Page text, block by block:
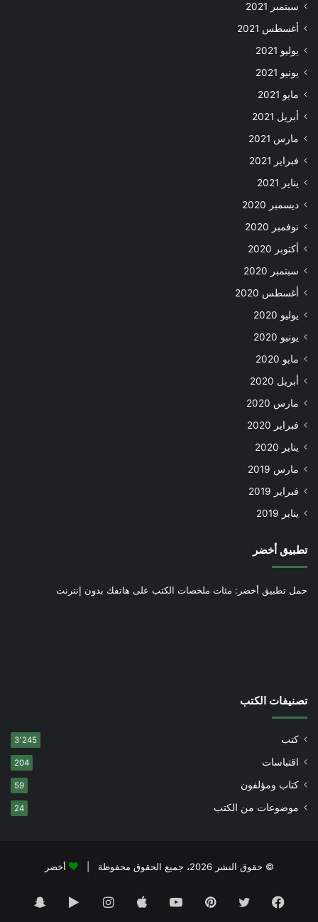
سبتمبر 2021
أغسطس 2021
يوليو 2021
يونيو 2021
مايو 2021
أبريل 2021
مارس 2021
فبراير 2021
يناير 2021
ديسمبر 2020
نوفمبر 2020
أكتوبر 2020
سبتمبر 2020
أغسطس 2020
يوليو 2020
يونيو 2020
مايو 2020
أبريل 2020
مارس 2020
فبراير 2020
يناير 2020
مارس 2019
فبراير 2019
يناير 2019
تطبيق أخضر
حمل تطبيق أخضر: مئات ملخصات الكتب على هاتفك بدون إنترنت
تصنيفات الكتب
كتب 3٬245
اقتباسات 204
كتاب ومؤلفون 59
موضوعات من الكتب 24
© حقوق النشر 2026، جميع الحقوق محفوظة | أخضر
فيسبوك تويتر بينتيريستيوتيوب انستقرام‏Googleسناب